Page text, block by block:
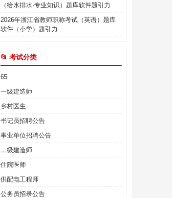
（给水排水·专业知识）题库软件题引力
2026年浙江省教师职称考试（英语）题库
软件（小学）题引力
📂 考试分类
65
一级建造师
乡村医生
书记员招聘公告
事业单位招聘公告
二级建造师
住院医师
供配电工程师
公务员招录公告